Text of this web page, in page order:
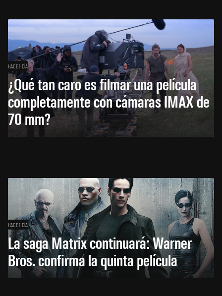
HACE 1 DÍA
¿Qué tan caro es filmar una película
completamente con cámaras IMAX de
70 mm?
HACE 1 DÍA
La saga Matrix continuará: Warner
Bros. confirma la quinta película